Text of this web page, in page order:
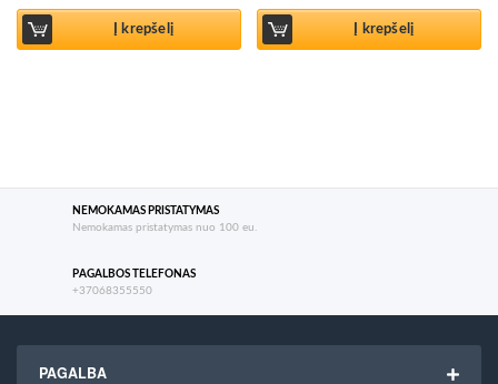
Į krepšelį Į krepšelį
NEMOKAMAS PRISTATYMAS
Nemokamas pristatymas nuo 100 eu.
PAGALBOS TELEFONAS
+37068355550
PAGALBA